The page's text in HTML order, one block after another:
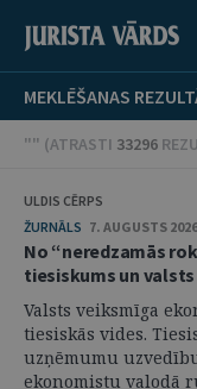
MEKLĒŠANAS
"" (ATRASTI 33296
ULDIS CĒRPS
ŽURNĀLS 7. AUGUSTS
No “neredzamās
tiesiskums un
Valsts veiksmīga
tiesiskās vides.
uzņēmumu
ekonomistu valodā